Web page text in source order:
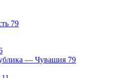
79
— Чувашия 79